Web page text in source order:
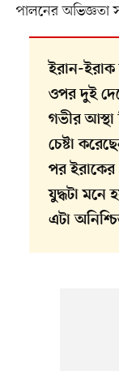
পালনের অভিজ্ঞতা
ইরান-ইরাক
ওপর দুই
গভীর আস্থা
চেষ্টা
পর
যুদ্ধটা মনে
এটা